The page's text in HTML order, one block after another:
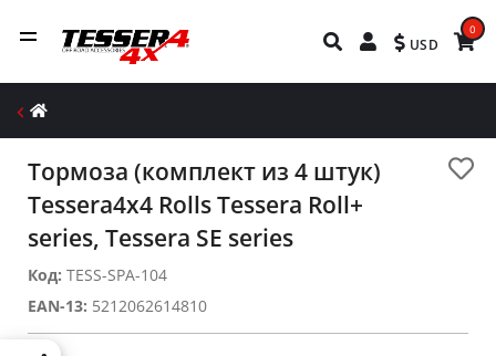
USD
0
Тормоза (комплект из 4 штук)
Tessera4x4 Rolls Tessera Roll+
series, Tessera SE series
Код: TESS-SPA-104
EAN-13: 5212062614810